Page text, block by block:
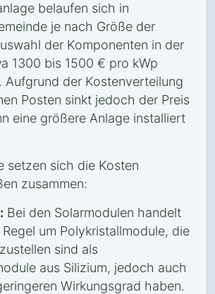
belaufen sich in
je nach Größe der
der Komponenten in der
1300 bis 1500 € pro kWp
Aufgrund der Kostenverteilung
Posten sinkt jedoch der Preis
eine größere Anlage installiert
setzen sich die Kosten
zusammen:
Bei den Solarmodulen handelt
um Polykristallmodule, die
sind als
aus Silizium, jedoch auch
Wirkungsgrad haben.